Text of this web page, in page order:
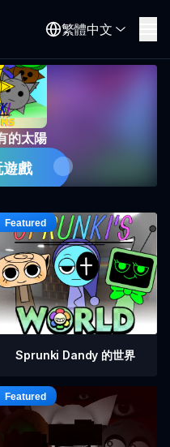
繁體中文
的太陽
戲
Sprunki Dandy 的世界